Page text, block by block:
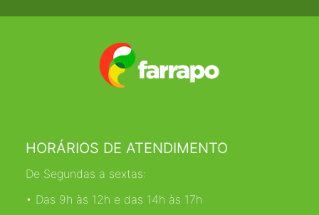
HORÁRIOS DE ATENDIMENTO
De Segundas a sextas:
• Das 9h às 12h e das 14h às 17h